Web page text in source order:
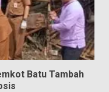
Batu Tambah